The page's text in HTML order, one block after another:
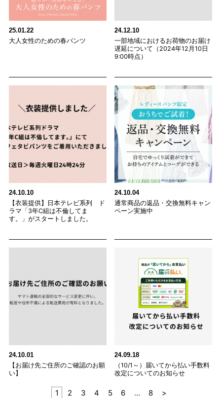
25.01.22
大人女性のための春パンツ
24.12.10
一部地域におけるお荷物のお届け
遅延について（2024年12月10日
9:00時点）
24.10.10
【衣装提供】日本テレビ系列 ド
ラマ「3年C組は不倫してま
す。」がスタートしました。
24.10.04
通常商品の返品・交換無料キャン
ペーン実施中
24.10.01
【お届け先ご住所のご確認のお願
い】
24.09.18
（10/1～）届いてから払い手数料
改定についてのお知らせ
1 2 3 4 5 6 … 8 >